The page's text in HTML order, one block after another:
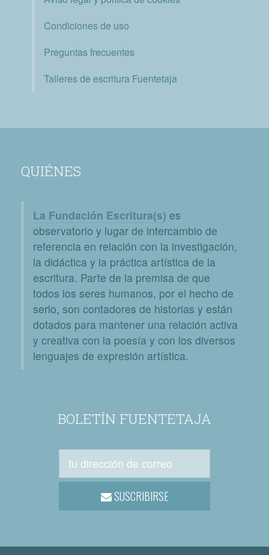
Condiciones de uso
Preguntas frecuentes
Talleres de escritura Fuentetaja
QUIÉNES
La Fundación Escritura(s) es
observatorio y lugar de intercambio de
referencia en relación con la investigación,
la didáctica y la práctica artística de la
escritura. Parte de la premisa de que
todos los seres humanos, por el hecho de
serlo, son contadores de historias y están
dotados para mantener una relación activa
y creativa con la poesía y con los diversos
lenguajes de expresión artística.
BOLETÍN FUENTETAJA
SUSCRIBIRSE